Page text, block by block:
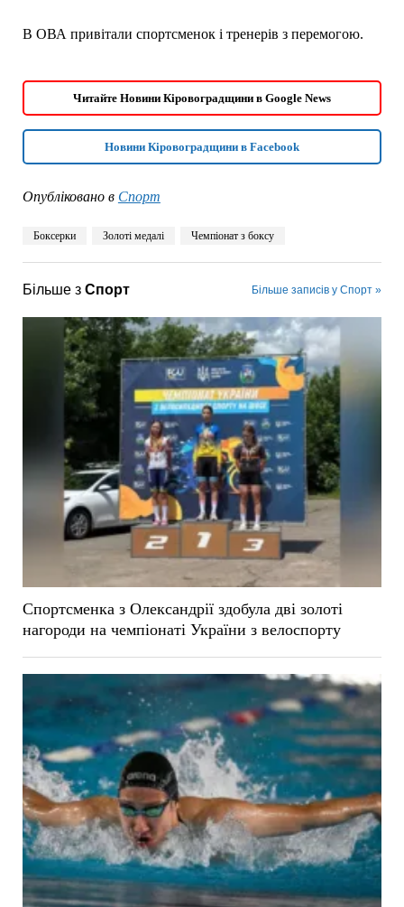
В ОВА привітали спортсменок і тренерів з перемогою.
Читайте Новини Кіровоградщини в Google News
Новини Кіровоградщини в Facebook
Опубліковано в Спорт
Боксерки Золоті медалі Чемпіонат з боксу
Більше з Спорт Більше записів у Спорт »
Спортсменка з Олександрії здобула дві золоті
нагороди на чемпіонаті України з велоспорту